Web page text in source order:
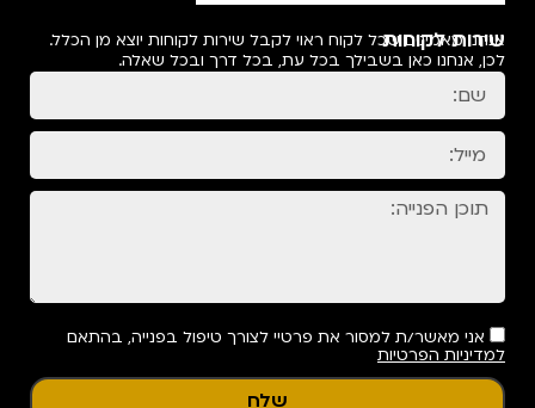
שירות לקוחות
אנחנו מאמינים שכל לקוח ראוי לקבל שירות לקוחות יוצא מן הכלל.
לכן, אנחנו כאן בשבילך בכל עת, בכל דרך ובכל שאלה.
אני מאשר/ת למסור את פרטיי לצורך טיפול בפנייה, בהתאם
למדיניות הפרטיות
שלח